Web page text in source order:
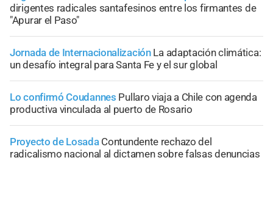
dirigentes radicales santafesinos entre los firmantes de
"Apurar el Paso"
Jornada de Internacionalización La adaptación climática:
un desafío integral para Santa Fe y el sur global
Lo confirmó Coudannes Pullaro viaja a Chile con agenda
productiva vinculada al puerto de Rosario
Proyecto de Losada Contundente rechazo del
radicalismo nacional al dictamen sobre falsas denuncias